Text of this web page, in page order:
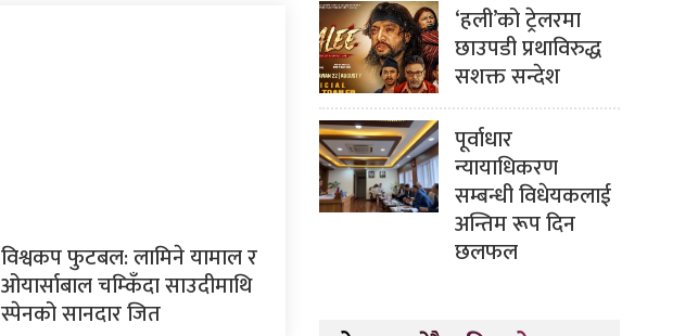
विश्वकप फुटबल: लामिने यामाल र
ओयार्साबाल चम्किँदा साउदीमाथि
स्पेनको सानदार जित
‘हली’को ट्रेलरमा
छाउपडी प्रथाविरुद्ध
सशक्त सन्देश
पूर्वाधार
न्यायाधिकरण
सम्बन्धी विधेयकलाई
अन्तिम रूप दिन
छलफल